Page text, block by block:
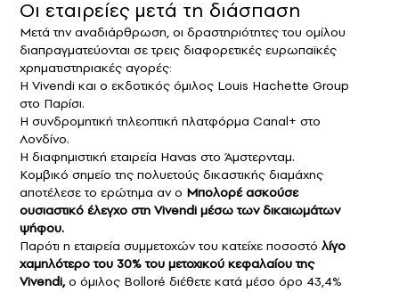
Οι εταιρείες μετά τη διάσπαση
Μετά την αναδιάρθρωση, οι δραστηριότητες του ομίλου
διαπραγματεύονται σε τρεις διαφορετικές ευρωπαϊκές
χρηματιστηριακές αγορές:
Η Vivendi και ο εκδοτικός όμιλος Louis Hachette Group
στο Παρίσι.
Η συνδρομητική τηλεοπτική πλατφόρμα Canal+ στο
Λονδίνο.
Η διαφημιστική εταιρεία Havas στο Άμστερνταμ.
Κομβικό σημείο της πολυετούς δικαστικής διαμάχης
αποτέλεσε το ερώτημα αν ο Μπολορέασκούσε
ουσιαστικό έλεγχο στη Vivendi μέσω των δικαιωμάτων
ψήφου.
Παρότι η εταιρεία συμμετοχών του κατείχε ποσοστό λίγο
χαμηλότερο του 30% του μετοχικού κεφαλαίου της
Vivendi,ο όμιλος Bolloré διέθετε κατά μέσο όρο 43,4%